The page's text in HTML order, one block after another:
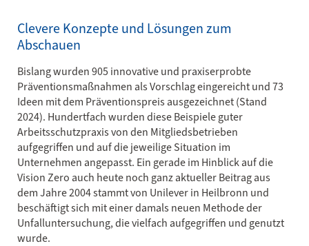
Clevere Konzepte und Lösungen zum
Abschauen
Bislang wurden 905 innovative und praxiserprobte
Präventionsmaßnahmen als Vorschlag eingereicht und 73
Ideen mit dem Präventionspreis ausgezeichnet (Stand
2024). Hundertfach wurden diese Beispiele guter
Arbeitsschutzpraxis von den Mitgliedsbetrieben
aufgegriffen und auf die jeweilige Situation im
Unternehmen angepasst. Ein gerade im Hinblick auf die
Vision Zero auch heute noch ganz aktueller Beitrag aus
dem Jahre 2004 stammt von Unilever in Heilbronn und
beschäftigt sich mit einer damals neuen Methode der
Unfalluntersuchung, die vielfach aufgegriffen und genutzt
wurde.